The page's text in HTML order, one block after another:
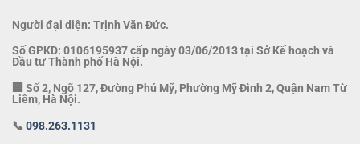
Người đại diện: Trịnh Văn Đức.
Số GPKD: 0106195937 cấp ngày 03/06/2013 tại Sở Kế hoạch và
Đầu tư Thành phố Hà Nội.
🏢 Số 2, Ngõ 127, Đường Phú Mỹ, Phường Mỹ Đình 2, Quận Nam Từ
Liêm, Hà Nội.
📞 098.263.1131